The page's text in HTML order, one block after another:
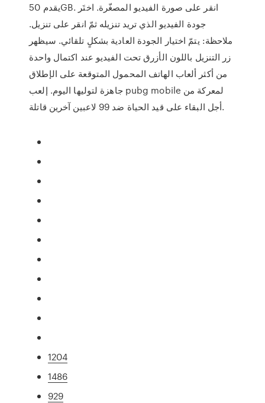
يقدم 50GB. انقر على صورة الفيديو المصغّرة. اختَر
جودة الفيديو الذي تريد تنزيله ثمّ انقر على تنزيل.
ملاحظة: يتمّ اختيار الجودة العادية بشكلٍ تلقائي. سيظهر
زر التنزيل باللون الأزرق تحت الفيديو عند اكتمال واحدة
من أكثر ألعاب الهاتف المحمول المتوقعة على الإطلاق
جاهزة لتوليها اليوم. إلعب pubg mobile لمعركة من
أجل البقاء على قيد الحياة ضد 99 لاعبين آخرين قاتلة.
1204
1486
929